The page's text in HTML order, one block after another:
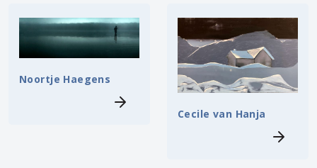
Noortje Haegens
Cecile van Hanja